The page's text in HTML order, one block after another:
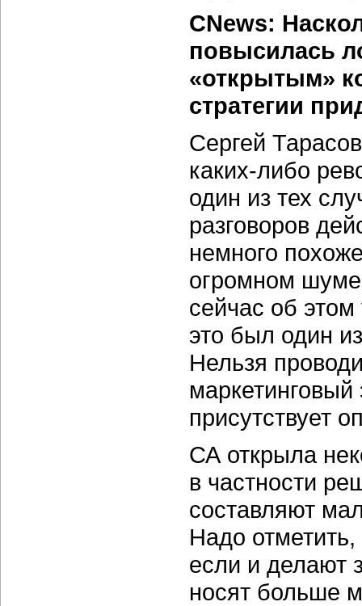
CNews:
повысилась
«открытым»
стратегии
Сергей
каких-либо
один из тех
разговоров
немного
огромном шуме
сейчас об
это был один
Нельзя
присутствует
СА открыла
в частности
составляют
Надо
если и делают
носят больше